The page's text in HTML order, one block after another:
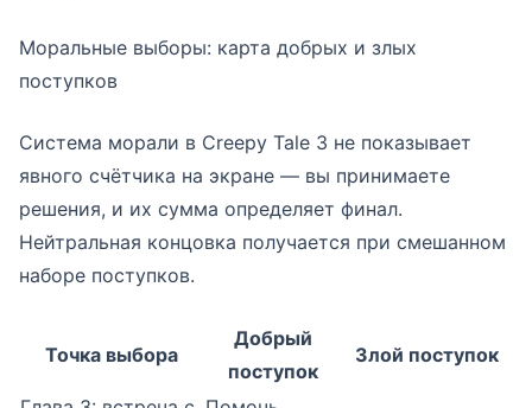
Моральные выборы: карта добрых и злых
поступков
Система морали в Creepy Tale 3 не показывает
явного счётчика на экране — вы принимаете
решения, и их сумма определяет финал.
Нейтральная концовка получается при смешанном
наборе поступков.
Точка выбора
Добрый
поступок
Злой поступок